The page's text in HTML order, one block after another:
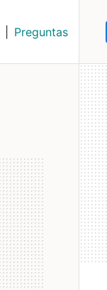
Preguntas